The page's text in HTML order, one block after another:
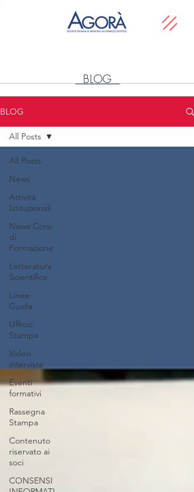
BLOG
BLOG
All Posts
News
Attività
Istituzionali
News Corsi
di
Formazione
Letteratura
Scientifica
Linee
Guida
Ufficio
Stampa
Video
interviste
Eventi
formativi
Rassegna
Stampa
Contenuto
riservato ai
soci
CONSENSI
All Posts